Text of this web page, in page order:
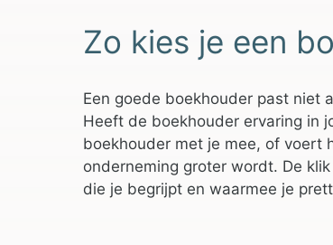
Zo kies je een
Een goede boekhouder past niet
Heeft de boekhouder ervaring in
boekhouder met je mee, of voert
onderneming groter wordt. De
die je begrijpt en waarmee je